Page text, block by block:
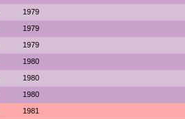
1979
1979
1979
1980
1980
1980
1981